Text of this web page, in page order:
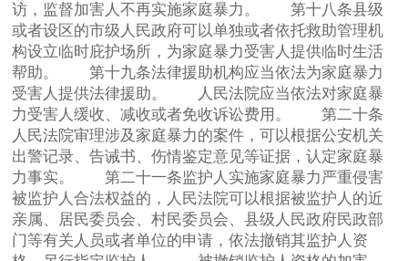
访，监督加害人不再实施家庭暴力。 第十八条县级
或者设区的市级人民政府可以单独或者依托救助管理机
构设立临时庇护场所，为家庭暴力受害人提供临时生活
帮助。 第十九条法律援助机构应当依法为家庭暴力
受害人提供法律援助。 人民法院应当依法对家庭暴
力受害人缓收、减收或者免收诉讼费用。 第二十条
人民法院审理涉及家庭暴力的案件，可以根据公安机关
出警记录、告诫书、伤情鉴定意见等证据，认定家庭暴
力事实。 第二十一条监护人实施家庭暴力严重侵害
被监护人合法权益的，人民法院可以根据被监护人的近
亲属、居民委员会、村民委员会、县级人民政府民政部
门等有关人员或者单位的申请，依法撤销其监护人资